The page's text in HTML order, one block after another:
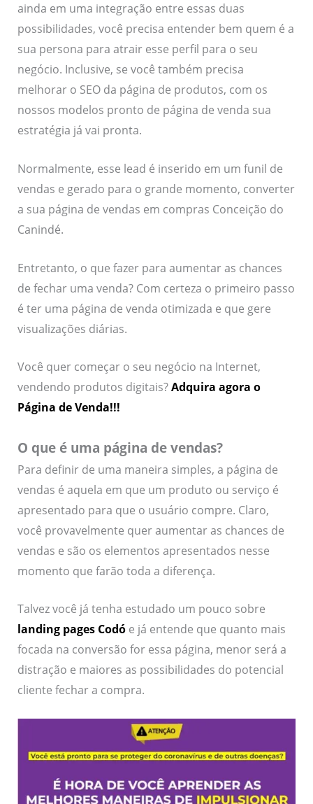
ainda em uma integração entre essas duas
possibilidades, você precisa entender bem quem é a
sua persona para atrair esse perfil para o seu
negócio. Inclusive, se você também precisa
melhorar o SEO da página de produtos, com os
nossos modelos pronto de página de venda sua
estratégia já vai pronta.
Normalmente, esse lead é inserido em um funil de
vendas e gerado para o grande momento, converter
a sua página de vendas em compras Conceição do
Canindé.
Entretanto, o que fazer para aumentar as chances
de fechar uma venda? Com certeza o primeiro passo
é ter uma página de venda otimizada e que gere
visualizações diárias.
Você quer começar o seu negócio na Internet,
vendendo produtos digitais?Adquira agora o
Página de Venda!!!
O que é uma página de vendas?
Para definir de uma maneira simples, a página de
vendas é aquela em que um produto ou serviço é
apresentado para que o usuário compre. Claro,
você provavelmente quer aumentar as chances de
vendas e são os elementos apresentados nesse
momento que farão toda a diferença.
Talvez você já tenha estudado um pouco sobre
landing pages Codóe já entende que quanto mais
focada na conversão for essa página, menor será a
distração e maiores as possibilidades do potencial
cliente fechar a compra.